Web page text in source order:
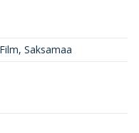
Saksamaa